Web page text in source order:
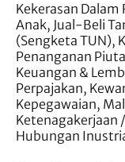
Kekerasan Dalam
Anak, Jual-Beli
(Sengketa TUN),
Penanganan
Keuangan &
Perpajakan,
Kepegawaian,
Ketenagakerjaan
Hubungan